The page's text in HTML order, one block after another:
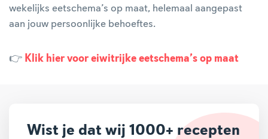
wekelijks eetschema’s op maat, helemaal aangepast
aan jouw persoonlijke behoeftes.
👉 Klik hier voor eiwitrijke eetschema’s op maat
Wist je dat wij 1000+ recepten